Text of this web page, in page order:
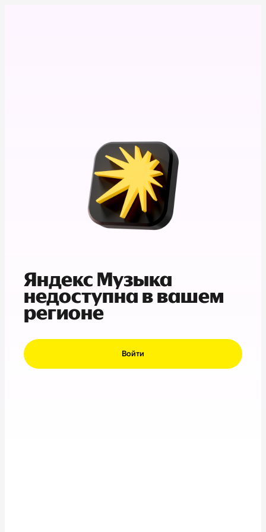
Яндекс Музыка
недоступна в вашем
регионе
Войти